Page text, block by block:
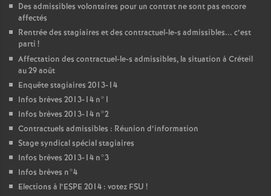
Des admissibles volontaires pour un contrat ne sont pas encore
affectés
Rentrée des stagiaires et des contractuel-le-s admissibles... c’est
parti !
Affectation des contractuel-le-s admissibles, la situation à Créteil
au 29 août
Enquête stagiaires 2013-14
Infos brèves 2013-14 n°1
Infos brèves 2013-14 n°2
Contractuels admissibles : Réunion d’information
Stage syndical spécial stagiaires
Infos brèves 2013-14 n°3
Infos brèves n°4
Elections à l’ESPE 2014 : votez FSU !